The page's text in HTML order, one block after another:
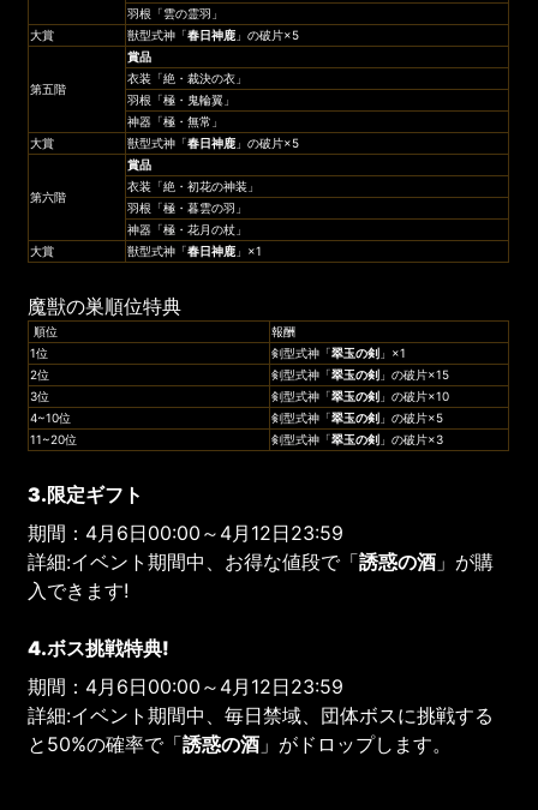
羽根「雲の霊羽」
大賞
獣型式神「春日神鹿 」の破片×5
第五階
賞品
衣装「絶・裁決の衣」
羽根「極・鬼輪翼」
神器「極・無常」
大賞
獣型式神「春日神鹿 」の破片×5
第六階
賞品
衣装「絶・初花の神装」
羽根「極・暮雲の羽」
神器「極・花月の杖」
大賞
獣型式神「春日神鹿 」×1
魔獣の巣順位特典
順位
報酬
1位
剣型式神「翠玉の剣 」×1
2位
剣型式神「翠玉の剣 」の破片×15
3位
剣型式神「翠玉の剣 」の破片×10
4~10位
剣型式神「翠玉の剣 」の破片×5
11~20位
剣型式神「翠玉の剣 」の破片×3
3.限定ギフト
期間：4月6日00:00～4月12日23:59
詳細:イベント期間中、お得な値段で「誘惑の酒 」が購
入できます!
4.ボス挑戦特典!
期間：4月6日00:00～4月12日23:59
詳細:イベント期間中、毎日禁域、団体ボスに挑戦する
と50%の確率で「誘惑の酒 」がドロップします。